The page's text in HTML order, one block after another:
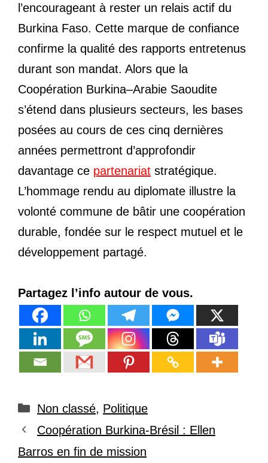
l’encourageant à rester un relais actif du
Burkina Faso. Cette marque de confiance
confirme la qualité des rapports entretenus
durant son mandat. Alors que la
Coopération Burkina–Arabie Saoudite
s’étend dans plusieurs secteurs, les bases
posées au cours de ces cinq dernières
années permettront d’approfondir
davantage ce partenariat stratégique.
L’hommage rendu au diplomate illustre la
volonté commune de bâtir une coopération
durable, fondée sur le respect mutuel et le
développement partagé.
Partagez l’info autour de vous.
Catégories
Non classé, Politique
Coopération Burkina-Brésil : Ellen
Barros en fin de mission